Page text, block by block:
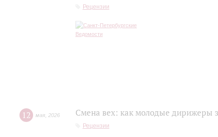
Рецензии
12 мая 2026 Смена вех: как молодые дирижеры
Рецензии